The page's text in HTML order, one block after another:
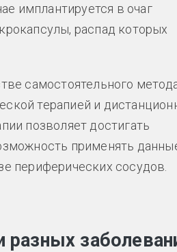
имплантируется в очаг
распад которых
самостоятельного
терапией и
позволяет достигать
применять
периферических сосудов.
разных